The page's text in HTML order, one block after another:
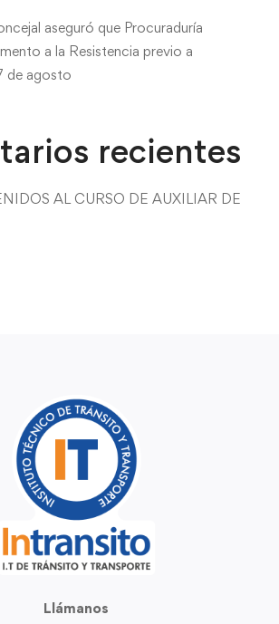
aseguró que Procuraduría
a la Resistencia previo a
de agosto
recientes
AL CURSO DE AUXILIAR DE
Llámanos